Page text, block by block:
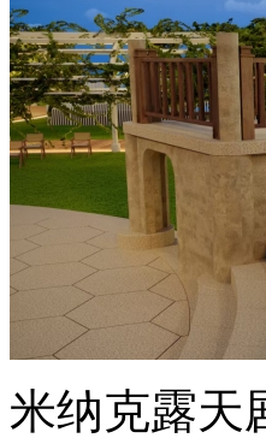
米纳克露天